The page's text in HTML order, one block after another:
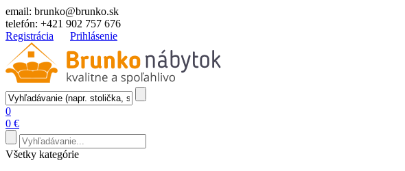
email: brunko@brunko.sk
telefón: +421 902 757 676
Registrácia
Prihlásenie
0
0 €
Všetky kategórie